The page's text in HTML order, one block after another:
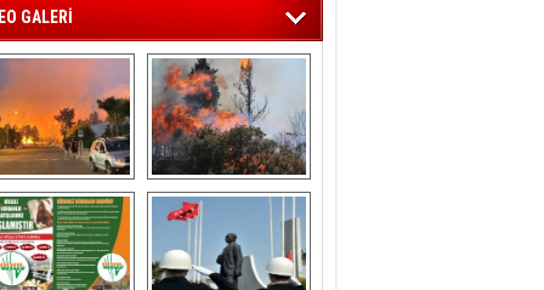
GALERİ
‘da  otluk
alanda çıkan
yangın evlere
sıçramadan
söndürüldü
Aliağa'nın Ciğerleri